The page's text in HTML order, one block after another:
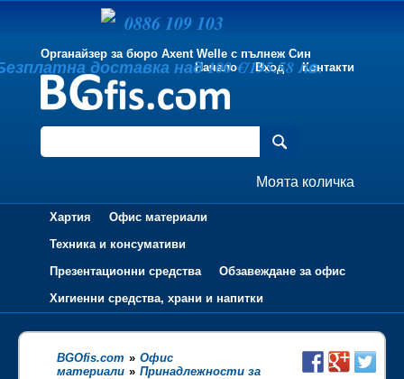
Органайзер за бюро Axent Welle с пълнеж Син
Начало
Вход Контакти
Моята количка
Хартия
Офис материали
Техника и консумативи
Презентационни средства
Обзавеждане за офис
Хигиенни средства, храни и напитки
BGOfis.com » Офис
материали » Принадлежности за
0886 109 103
доставка над 100 €/195.58 лв.